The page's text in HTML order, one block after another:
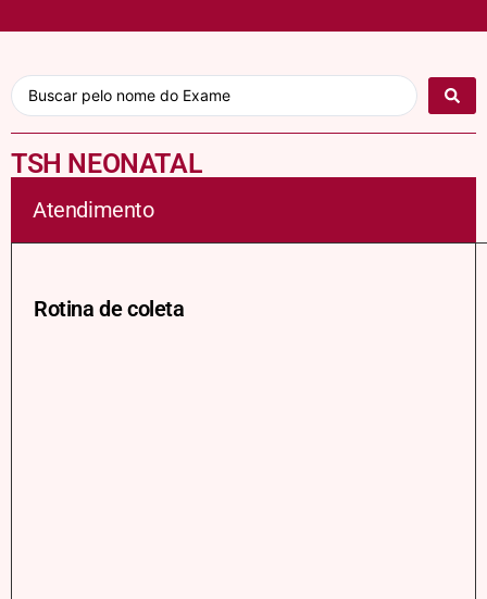
TSH NEONATAL
Atendimento
Rotina de coleta